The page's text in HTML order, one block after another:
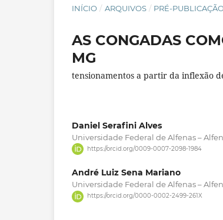
INÍCIO / ARQUIVOS / PRÉ-
AS CONGADAS
MG
tensionamentos a partir da inflexão
Daniel Serafini Alves
Universidade Federal de Alfenas –
https://orcid.org/0009-0007-2098-1984
André Luiz Sena Mariano
Universidade Federal de Alfenas –
https://orcid.org/0000-0002-2499-261X